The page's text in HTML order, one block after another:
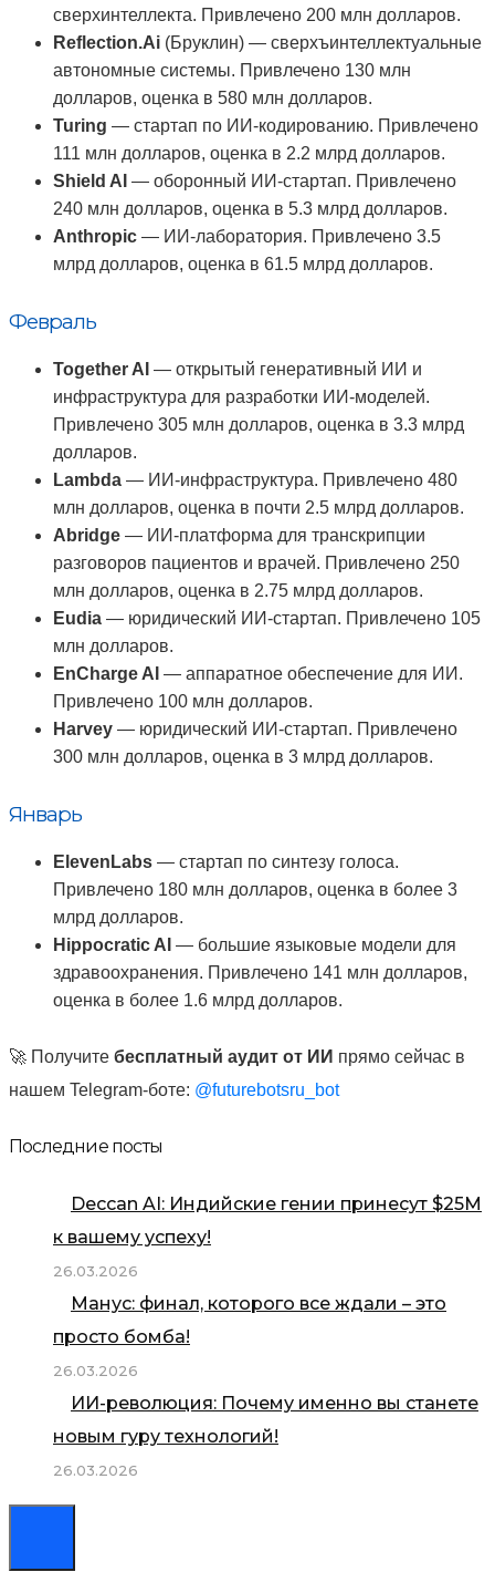
сверхинтеллекта. Привлечено 200 млн долларов.
Reflection.Ai (Бруклин) — сверхъинтеллектуальные
автономные системы. Привлечено 130 млн
долларов, оценка в 580 млн долларов.
Turing — стартап по ИИ-кодированию. Привлечено
111 млн долларов, оценка в 2.2 млрд долларов.
Shield AI — оборонный ИИ-стартап. Привлечено
240 млн долларов, оценка в 5.3 млрд долларов.
Anthropic — ИИ-лаборатория. Привлечено 3.5
млрд долларов, оценка в 61.5 млрд долларов.
Февраль
Together AI — открытый генеративный ИИ и
инфраструктура для разработки ИИ-моделей.
Привлечено 305 млн долларов, оценка в 3.3 млрд
долларов.
Lambda — ИИ-инфраструктура. Привлечено 480
млн долларов, оценка в почти 2.5 млрд долларов.
Abridge — ИИ-платформа для транскрипции
разговоров пациентов и врачей. Привлечено 250
млн долларов, оценка в 2.75 млрд долларов.
Eudia — юридический ИИ-стартап. Привлечено 105
млн долларов.
EnCharge AI — аппаратное обеспечение для ИИ.
Привлечено 100 млн долларов.
Harvey — юридический ИИ-стартап. Привлечено
300 млн долларов, оценка в 3 млрд долларов.
Январь
ElevenLabs — стартап по синтезу голоса.
Привлечено 180 млн долларов, оценка в более 3
млрд долларов.
Hippocratic AI — большие языковые модели для
здравоохранения. Привлечено 141 млн долларов,
оценка в более 1.6 млрд долларов.
🚀 Получите бесплатный аудит от ИИ прямо сейчас в
нашем Telegram-боте: @futurebotsru_bot
Последние посты
Deccan AI: Индийские гении принесут $25М
к вашему успеху!
26.03.2026
Манус: финал, которого все ждали – это
просто бомба!
26.03.2026
ИИ-революция: Почему именно вы станете
новым гуру технологий!
26.03.2026